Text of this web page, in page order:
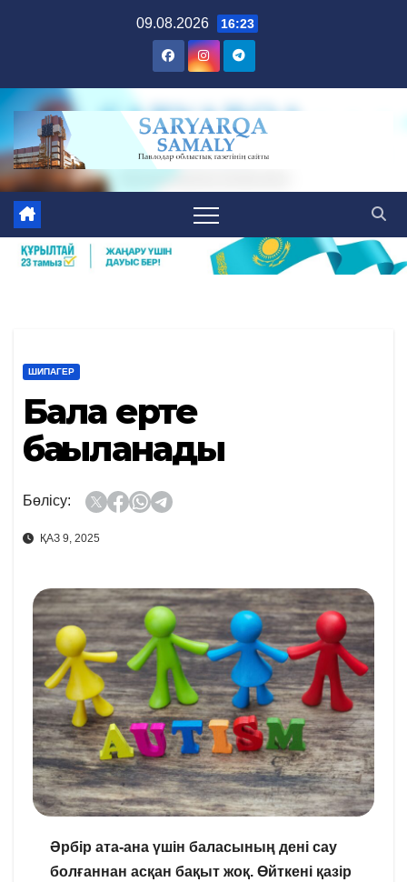
09.08.2026 16:23
ШИПАГЕР
Бала ерте
бақыланады
Бөлісу:
ҚАЗ 9, 2025
Әрбір ата-ана үшін баласының дені сау
болғаннан асқан бақыт жоқ. Өйткені қазір